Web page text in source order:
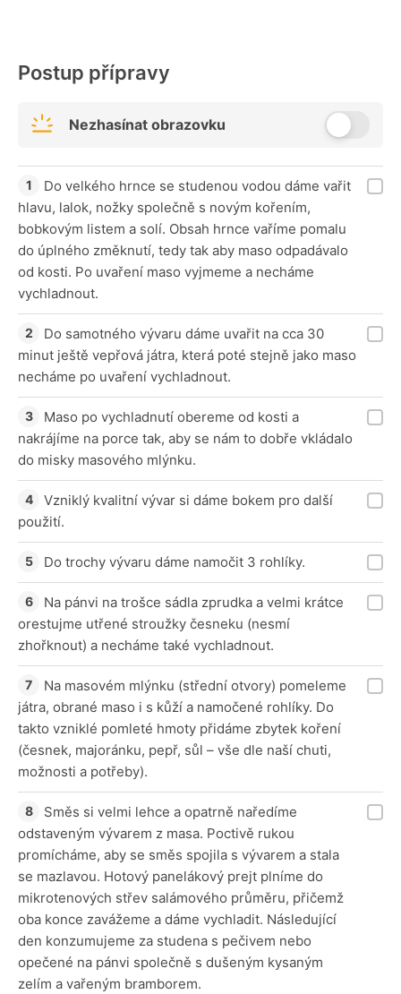
Postup přípravy
Nezhasínat obrazovku
Do velkého hrnce se studenou vodou dáme vařit
hlavu, lalok, nožky společně s novým kořením,
bobkovým listem a solí. Obsah hrnce vaříme pomalu
do úplného změknutí, tedy tak aby maso odpadávalo
od kosti. Po uvaření maso vyjmeme a necháme
vychladnout.
Do samotného vývaru dáme uvařit na cca 30
minut ještě vepřová játra, která poté stejně jako maso
necháme po uvaření vychladnout.
Maso po vychladnutí obereme od kosti a
nakrájíme na porce tak, aby se nám to dobře vkládalo
do misky masového mlýnku.
Vzniklý kvalitní vývar si dáme bokem pro další
použití.
Do trochy vývaru dáme namočit 3 rohlíky.
Na pánvi na trošce sádla zprudka a velmi krátce
orestujme utřené stroužky česneku (nesmí
zhořknout) a necháme také vychladnout.
Na masovém mlýnku (střední otvory) pomeleme
játra, obrané maso i s kůží a namočené rohlíky. Do
takto vzniklé pomleté hmoty přidáme zbytek koření
(česnek, majoránku, pepř, sůl – vše dle naší chuti,
možnosti a potřeby).
Směs si velmi lehce a opatrně naředíme
odstaveným vývarem z masa. Poctivě rukou
promícháme, aby se směs spojila s vývarem a stala
se mazlavou. Hotový panelákový prejt plníme do
mikrotenových střev salámového průměru, přičemž
oba konce zavážeme a dáme vychladit. Následující
den konzumujeme za studena s pečivem nebo
opečené na pánvi společně s dušeným kysaným
zelím a vařeným bramborem.